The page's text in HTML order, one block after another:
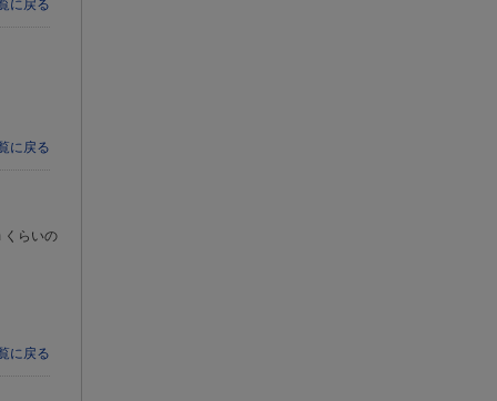
に戻る
に戻る
くらいの
に戻る